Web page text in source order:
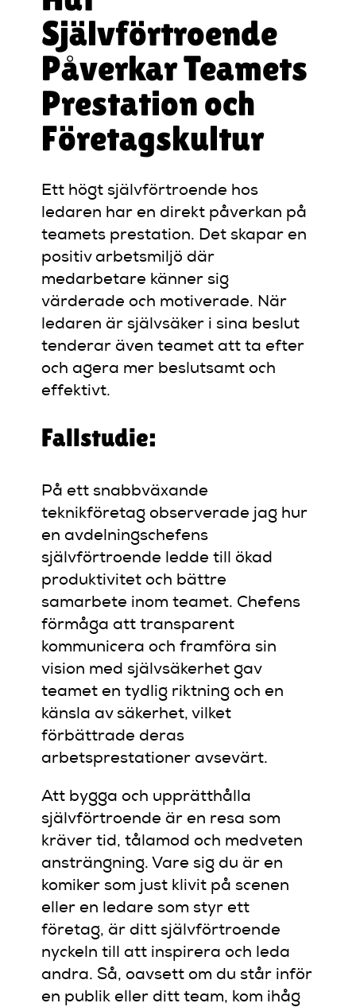
Självförtroende
Påverkar Teamets
Prestation och
Företagskultur
Ett högt självförtroende hos
ledaren har en direkt påverkan på
teamets prestation. Det skapar en
positiv arbetsmiljö där
medarbetare känner sig
värderade och motiverade. När
ledaren är självsäker i sina beslut
tenderar även teamet att ta efter
och agera mer beslutsamt och
effektivt.
Fallstudie:
På ett snabbväxande
teknikföretag observerade jag hur
en avdelningschefens
självförtroende ledde till ökad
produktivitet och bättre
samarbete inom teamet. Chefens
förmåga att transparent
kommunicera och framföra sin
vision med självsäkerhet gav
teamet en tydlig riktning och en
känsla av säkerhet, vilket
förbättrade deras
arbetsprestationer avsevärt.
Att bygga och upprätthålla
självförtroende är en resa som
kräver tid, tålamod och medveten
ansträngning. Vare sig du är en
komiker som just klivit på scenen
eller en ledare som styr ett
företag, är ditt självförtroende
nyckeln till att inspirera och leda
andra. Så, oavsett om du står inför
en publik eller ditt team, kom ihåg